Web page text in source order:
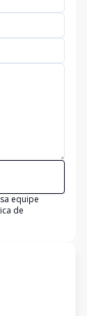
equipe
de